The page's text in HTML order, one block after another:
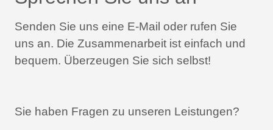
Senden Sie uns eine E-Mail oder rufen Sie
uns an. Die Zusammenarbeit ist einfach und
bequem. Überzeugen Sie sich selbst!
Sie haben Fragen zu unseren Leistungen?